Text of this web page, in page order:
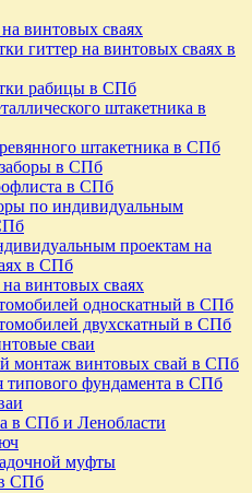
винтовых сваях
гиттер на винтовых сваях в
рабицы в СПб
штакетника в
штакетника в СПб
в СПб
в СПб
по индивидуальным
проектам на
в СПб
винтовых сваях
односкатный в СПб
двухскатный в СПб
сваи
монтаж винтовых свай в СПб
типового фундамента в СПб
в СПб и Ленобласти
муфты
СПб